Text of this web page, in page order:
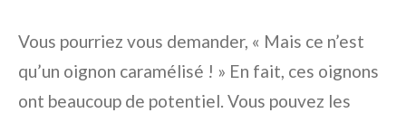
Vous pourriez vous demander, « Mais ce n’est
qu’un oignon caramélisé ! » En fait, ces oignons
ont beaucoup de potentiel. Vous pouvez les